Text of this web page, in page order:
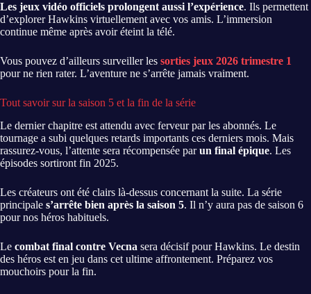
Les jeux vidéo officiels prolongent aussi l’expérience. Ils permettent
d’explorer Hawkins virtuellement avec vos amis. L’immersion
continue même après avoir éteint la télé.
Vous pouvez d’ailleurs surveiller les sorties jeux 2026 trimestre 1
pour ne rien rater. L’aventure ne s’arrête jamais vraiment.
Tout savoir sur la saison 5 et la fin de la série
Le dernier chapitre est attendu avec ferveur par les abonnés. Le
tournage a subi quelques retards importants ces derniers mois. Mais
rassurez-vous, l’attente sera récompensée parun final épique. Les
épisodes sortiront fin 2025.
Les créateurs ont été clairs là-dessus concernant la suite. La série
principale s’arrête bien après la saison 5. Il n’y aura pas de saison 6
pour nos héros habituels.
Le combat final contre Vecna sera décisif pour Hawkins. Le destin
des héros est en jeu dans cet ultime affrontement. Préparez vos
mouchoirs pour la fin.